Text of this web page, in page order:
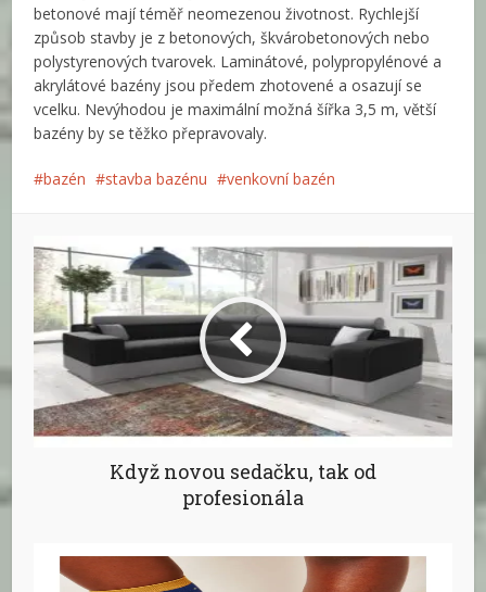
betonové mají téměř neomezenou životnost. Rychlejší
způsob stavby je z betonových, škvárobetonových nebo
polystyrenových tvarovek. Laminátové, polypropylénové a
akrylátové bazény jsou předem zhotovené a osazují se
vcelku. Nevýhodou je maximální možná šířka 3,5 m, větší
bazény by se těžko přepravovaly.
bazén stavba bazénu venkovní bazén
Když novou sedačku, tak od
profesionála